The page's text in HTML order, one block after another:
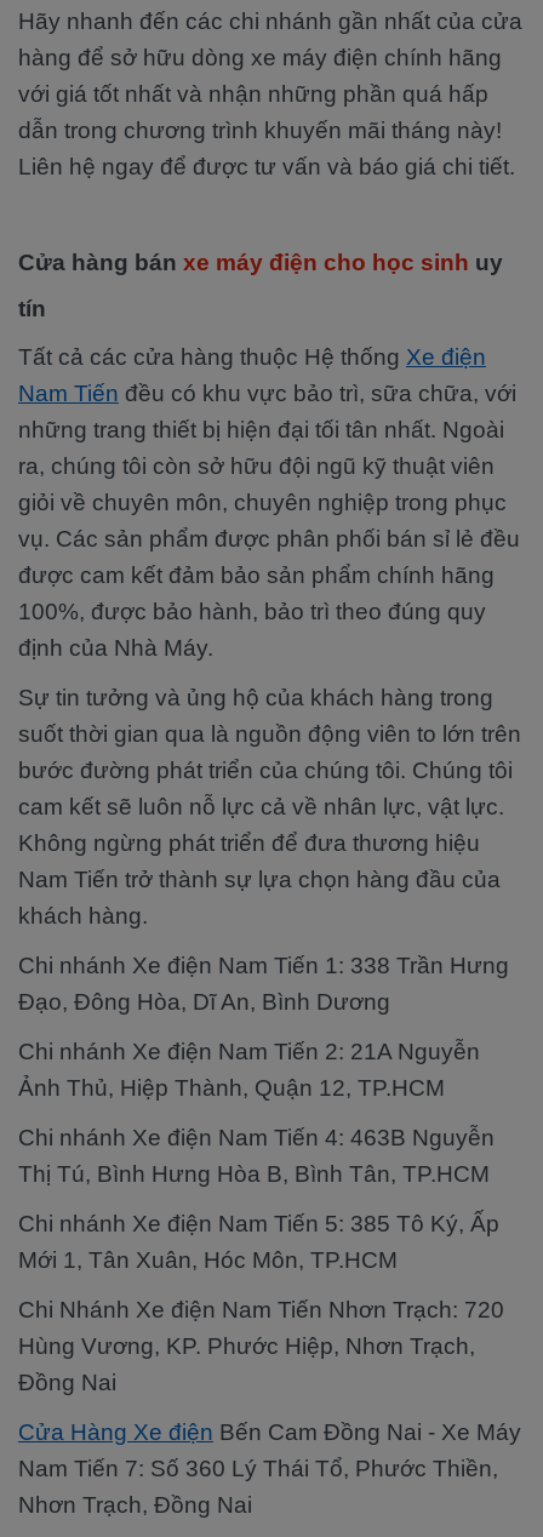
Hãy nhanh đến các chi nhánh gần nhất của cửa
hàng để sở hữu dòng xe máy điện chính hãng
với giá tốt nhất và nhận những phần quá hấp
dẫn trong chương trình khuyến mãi tháng này!
Liên hệ ngay để được tư vấn và báo giá chi tiết.
Cửa hàng bán xe máy điện cho học sinh uy
tín
Tất cả các cửa hàng thuộc Hệ thống Xe điện
Nam Tiến đều có khu vực bảo trì, sữa chữa, với
những trang thiết bị hiện đại tối tân nhất. Ngoài
ra, chúng tôi còn sở hữu đội ngũ kỹ thuật viên
giỏi về chuyên môn, chuyên nghiệp trong phục
vụ. Các sản phẩm được phân phối bán sỉ lẻ đều
được cam kết đảm bảo sản phẩm chính hãng
100%, được bảo hành, bảo trì theo đúng quy
định của Nhà Máy.
Sự tin tưởng và ủng hộ của khách hàng trong
suốt thời gian qua là nguồn động viên to lớn trên
bước đường phát triển của chúng tôi. Chúng tôi
cam kết sẽ luôn nỗ lực cả về nhân lực, vật lực.
Không ngừng phát triển để đưa thương hiệu
Nam Tiến trở thành sự lựa chọn hàng đầu của
khách hàng.
Chi nhánh Xe điện Nam Tiến 1: 338 Trần Hưng
Đạo, Đông Hòa, Dĩ An, Bình Dương
Chi nhánh Xe điện Nam Tiến 2: 21A Nguyễn
Ảnh Thủ, Hiệp Thành, Quận 12, TP.HCM
Chi nhánh Xe điện Nam Tiến 4: 463B Nguyễn
Thị Tú, Bình Hưng Hòa B, Bình Tân, TP.HCM
Chi nhánh Xe điện Nam Tiến 5: 385 Tô Ký, Ấp
Mới 1, Tân Xuân, Hóc Môn, TP.HCM
Chi Nhánh Xe điện Nam Tiến Nhơn Trạch: 720
Hùng Vương, KP. Phước Hiệp, Nhơn Trạch,
Đồng Nai
Cửa Hàng Xe điện Bến Cam Đồng Nai - Xe Máy
Nam Tiến 7: Số 360 Lý Thái Tổ, Phước Thiền,
Nhơn Trạch, Đồng Nai